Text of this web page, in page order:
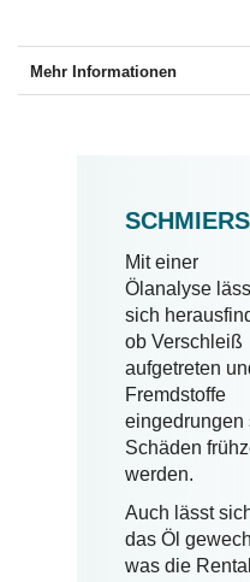
Mehr Informationen
Mit einer
Ölanalyse
sich
ob Verschleiß
aufgetreten
Fremdstoffe
eingedrungen
Schäden
werden.
Auch lässt
das Öl
was die